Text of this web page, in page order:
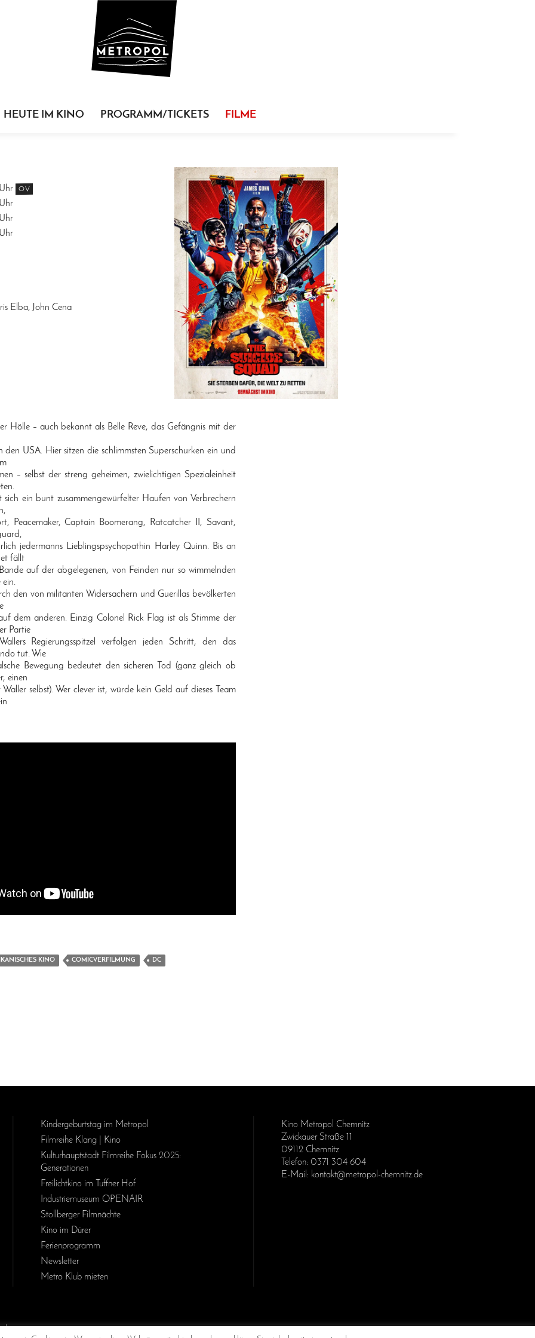
HEUTE IM KINO PROGRAMM/TICKETS FILME
Uhr OV
Uhr
Uhr
Uhr
Elba, John Cena
Hölle – auch bekannt als Belle Reve, das Gefängnis mit der
den USA. Hier sitzen die schlimmsten Superschurken ein und
– selbst der streng geheimen, zwielichtigen Spezialeinheit
ein bunt zusammengewürfelter Haufen von Verbrechern
Peacemaker, Captain Boomerang, Ratcatcher II, Savant,
jedermanns Lieblingspsychopathin Harley Quinn. Bis an
fällt
auf der abgelegenen, von Feinden nur so wimmelnden
ein.
den von militanten Widersachern und Guerillas bevölkerten
dem anderen. Einzig Colonel Rick Flag ist als Stimme der
Partie
Regierungsspitzel verfolgen jeden Schritt, den das
tut. Wie
Bewegung bedeutet den sicheren Tod (ganz gleich ob
einen
Waller selbst). Wer clever ist, würde kein Geld auf dieses Team
KINO COMICVERFILMUNG DC
Kinder­geburts­tag im Metropol
Filmreihe Klang | Kino
Kulturhauptstadt Filmreihe Fokus 2025:
Generationen
Freilichtkino im Tuffner Hof
Industriemuseum OPENAIR
Stollberger Filmnächte
Kino im Dürer
Ferienprogramm
Newsletter
Metro Klub mieten
Kino Metropol Chemnitz
Zwickauer Straße 11
09112 Chemnitz
Telefon: 0371 304 604
E-Mail: kontakt@metropol-chemnitz.de